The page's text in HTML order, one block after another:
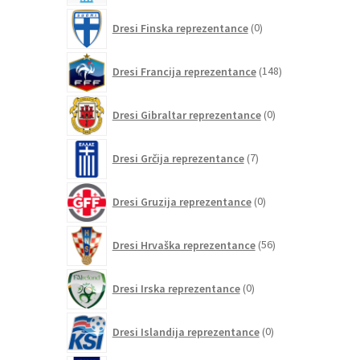
Dresi Finska reprezentance 0izdelkov
Dresi Francija reprezentance 148izdelkov
Dresi Gibraltar reprezentance 0izdelkov
Dresi Grčija reprezentance 7izdelkov
Dresi Gruzija reprezentance 0izdelkov
Dresi Hrvaška reprezentance 56izdelkov
Dresi Irska reprezentance 0izdelkov
Dresi Islandija reprezentance 0izdelkov